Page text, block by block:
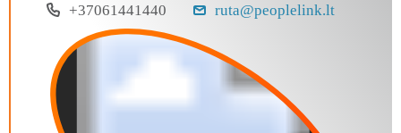
+37061441440
ruta@peoplelink.lt